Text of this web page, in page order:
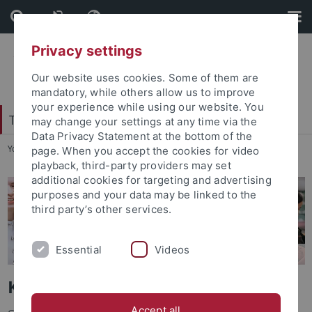
Skip
to
content
Skip
to
footer
Tübingen Center for Digital Education
You are here: Startseite ... Kurse und Module
Kurse und Module
Privacy settings
Our website uses cookies. Some of them are
mandatory, while others allow us to improve
your experience while using our website. You
may change your settings at any time via the
Data Privacy Statement at the bottom of the
page. When you accept the cookies for video
playback, third-party providers may set
additional cookies for targeting and advertising
purposes and your data may be linked to the
third party’s other services.
Essential Videos